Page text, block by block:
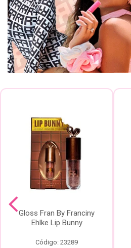
Gloss Fran By Franciny
Ehlke Lip Bunny
Código: 23289